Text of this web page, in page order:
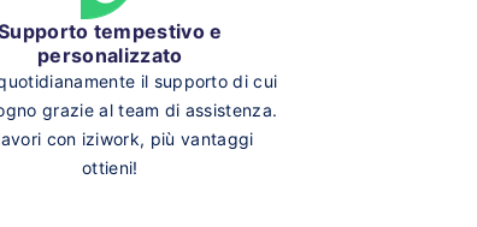
tempestivo e
personalizzato
il supporto di cui
grazie al team di assistenza.
con iziwork, più vantaggi
ottieni!